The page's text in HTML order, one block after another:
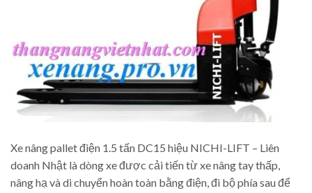
Xe nâng pallet điện 1.5 tấn DC15 hiệu NICHI-LIFT – Liên
doanh Nhật là dòng xe được cải tiến từ xe nâng tay thấp,
nâng hạ và di chuyển hoàn toàn bằng điện, đi bộ phía sau để